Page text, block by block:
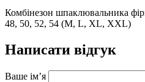
Комбінезон шпаклювальника
48, 50, 52, 54 (M, L, XL, XXL)
Написати відгук
Ваше ім’я